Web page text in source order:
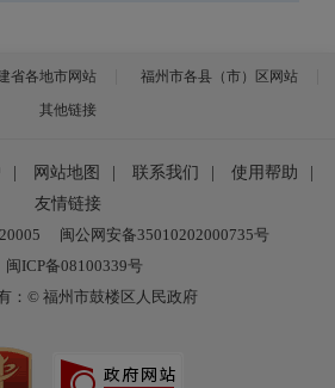
省各地市网站
福州市各县（市）区网站
其他链接
网站地图 联系我们 使用帮助
友情链接
闽公网安备35010202000735号
闽ICP备08100339号
：© 福州市鼓楼区人民政府